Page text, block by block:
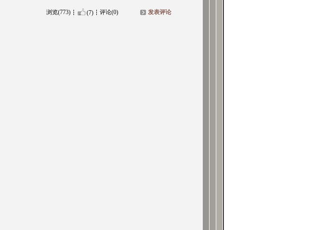
浏览(773) (7) 评论(0) 发表评论